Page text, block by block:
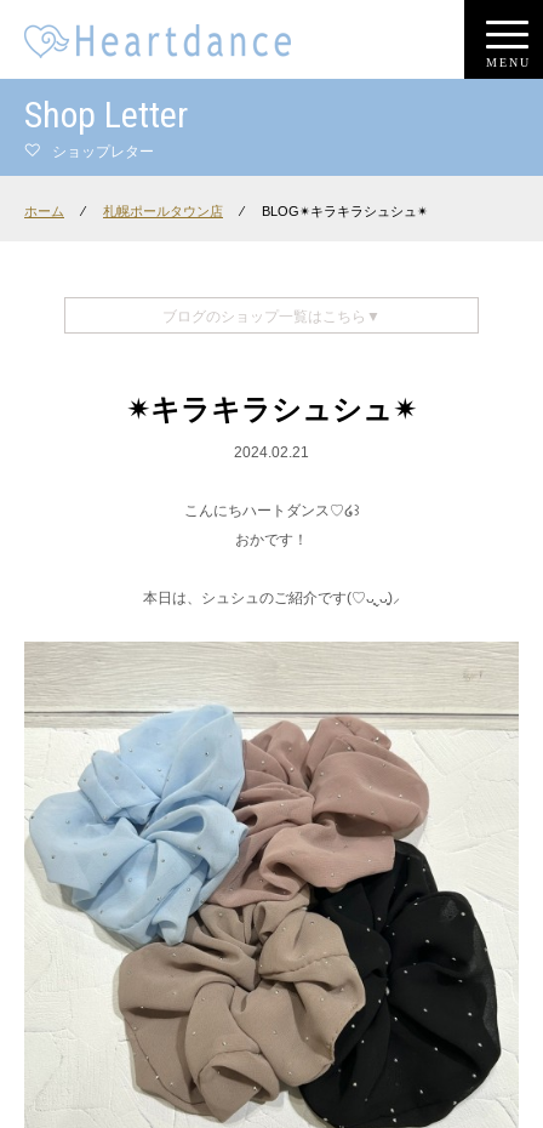
MENU
Shop Letter
ショップレター
ホーム ⁄ 札幌ポールタウン店 ⁄ BLOG✴︎キラキラシュシュ✴︎
ブログのショップ一覧はこちら▼
✴︎キラキラシュシュ✴︎
2024.02.21
こんにちハートダンス♡໒꒱
おかです！
本日は、シュシュのご紹介です(♡ᴗ͈ˬᴗ͈)⸝